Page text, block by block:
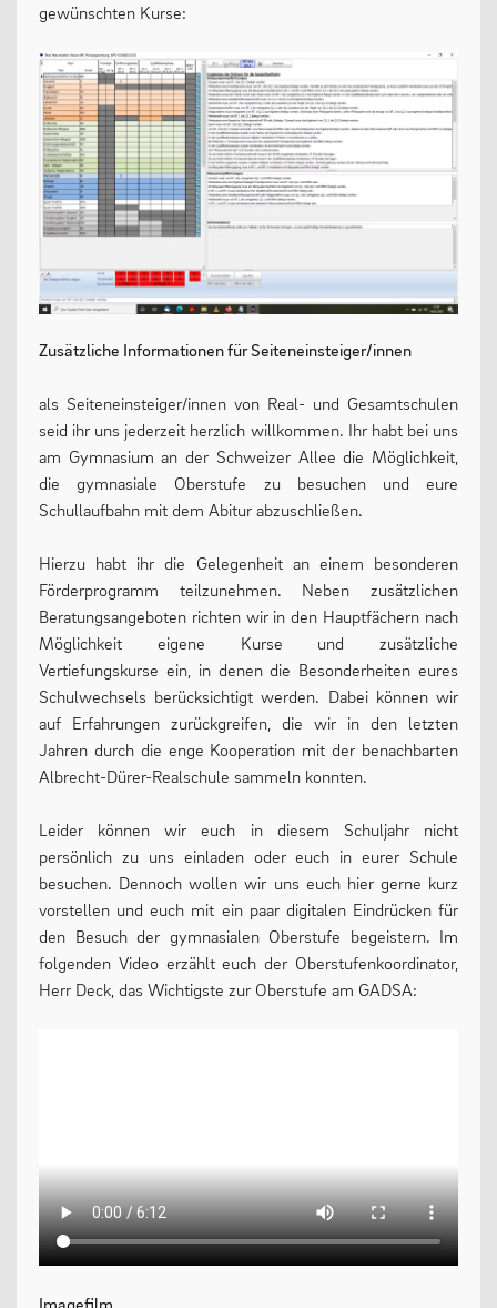
gewünschten Kurse:
Zusätzliche Informationen für Seiteneinsteiger/innen
als Seiteneinsteiger/innen von Real- und Gesamtschulen
seid ihr uns jederzeit herzlich willkommen. Ihr habt bei uns
am Gymnasium an der Schweizer Allee die Möglichkeit,
die gymnasiale Oberstufe zu besuchen und eure
Schullaufbahn mit dem Abitur abzuschließen.
Hierzu habt ihr die Gelegenheit an einem besonderen
Förderprogramm teilzunehmen. Neben zusätzlichen
Beratungsangeboten richten wir in den Hauptfächern nach
Möglichkeit eigene Kurse und zusätzliche
Vertiefungskurse ein, in denen die Besonderheiten eures
Schulwechsels berücksichtigt werden. Dabei können wir
auf Erfahrungen zurückgreifen, die wir in den letzten
Jahren durch die enge Kooperation mit der benachbarten
Albrecht-Dürer-Realschule sammeln konnten.
Leider können wir euch in diesem Schuljahr nicht
persönlich zu uns einladen oder euch in eurer Schule
besuchen. Dennoch wollen wir uns euch hier gerne kurz
vorstellen und euch mit ein paar digitalen Eindrücken für
den Besuch der gymnasialen Oberstufe begeistern. Im
folgenden Video erzählt euch der Oberstufenkoordinator,
Herr Deck, das Wichtigste zur Oberstufe am GADSA: